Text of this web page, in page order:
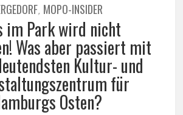
, MOPO-INSIDER
im Park wird nicht
Was aber passiert mit
Kultur- und
für
Osten?